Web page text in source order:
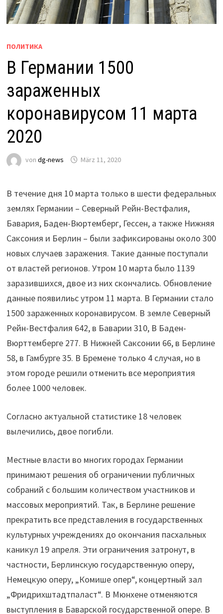
ПОЛИТИКА
В Германии 1500
зараженных
коронавирусом 11 марта
2020
von dg-news März 11, 2020
В течение дня 10 марта только в шести федеральных
землях Германии – Северный Рейн-Вестфалия,
Бавария, Баден-Вюртемберг, Гессен, а также Нижняя
Саксония и Берлин – были зафиксированы около 300
новых случаев заражения. Такие данные поступали
от властей регионов. Утром 10 марта было 1139
заразившихся, двое из них скончались. Обновление
данные появилиьс утром 11 марта. В Германии стало
1500 зараженных коронавирусом. В земле Северный
Рейн-Вестфалия 642, в Баварии 310, В Баден-
Вюрттемберге 277. В Нижней Саксонии 66, в Берлине
58, в Гамбурге 35. В Бремене только 4 случая, но в
этом городе решили отменить все мероприятия
более 1000 человек.
Согласно актуальной статистике 18 человек
вылечились, двое погибли.
Местные власти во многих городах Германии
принимают решения об ограничении публичных
собраний с большим количеством участников и
массовых мероприятий. Так, в Берлине решение
прекратить все представления в государственных
культурных учреждениях до окончания пасхальных
каникул 19 апреля. Эти ограничения затронут, в
частности, Берлинскую государственную оперу,
Немецкую оперу, „Комише опер“, концертный зал
„Фридрихштадтпаласт“. В Мюнхене отменяются
выступления в Баварской государственной опере. В